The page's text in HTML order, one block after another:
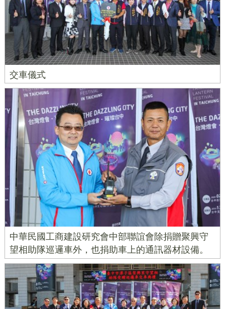
交車儀式
中華民國工商建設研究會中部聯誼會除捐贈聚興守
望相助隊巡邏車外，也捐助車上的通訊器材設備。